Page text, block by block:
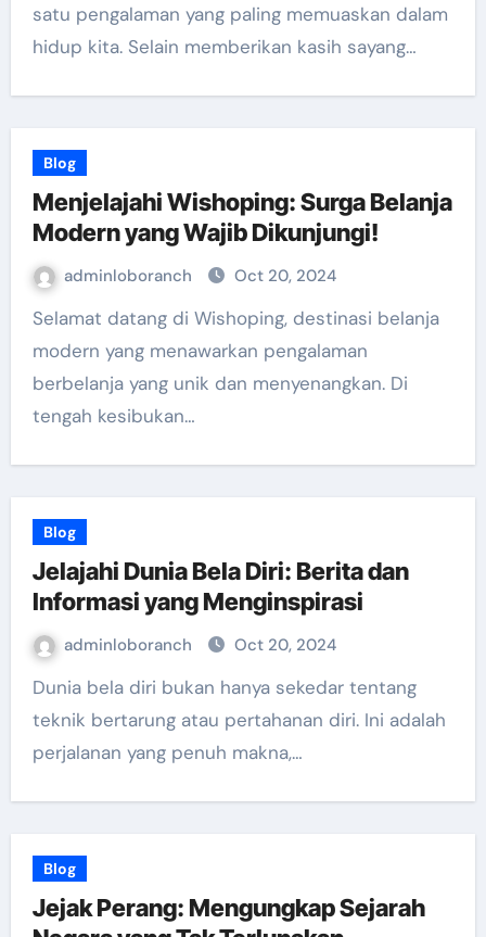
satu pengalaman yang paling memuaskan dalam
hidup kita. Selain memberikan kasih sayang…
Blog
Menjelajahi Wishoping: Surga Belanja
Modern yang Wajib Dikunjungi!
adminloboranch Oct 20, 2024
Selamat datang di Wishoping, destinasi belanja
modern yang menawarkan pengalaman
berbelanja yang unik dan menyenangkan. Di
tengah kesibukan…
Blog
Jelajahi Dunia Bela Diri: Berita dan
Informasi yang Menginspirasi
adminloboranch Oct 20, 2024
Dunia bela diri bukan hanya sekedar tentang
teknik bertarung atau pertahanan diri. Ini adalah
perjalanan yang penuh makna,…
Blog
Jejak Perang: Mengungkap Sejarah